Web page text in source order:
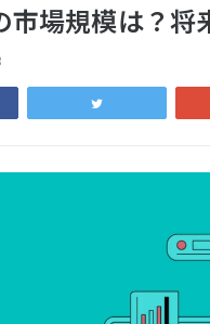
市場規模は？将